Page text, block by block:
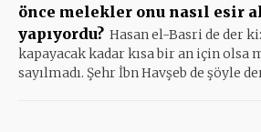
önce melekler onu nasıl esir
yapıyordu? Hasan el-Basri de der
kapayacak kadar kısa bir an için olsa
sayılmadı. Şehr İbn Havşeb de şöyle